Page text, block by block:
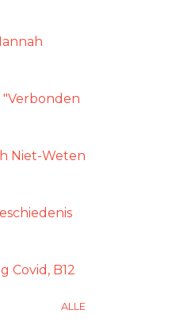
"Verbonden
Niet-Weten
Covid, B12
ALLE